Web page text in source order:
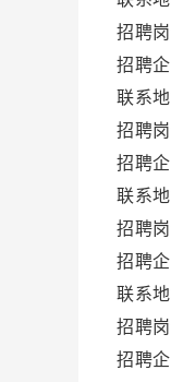
招聘岗
招聘企
联系
招聘岗
招聘企
联系
招聘岗
招聘企
联系
招聘岗
招聘企